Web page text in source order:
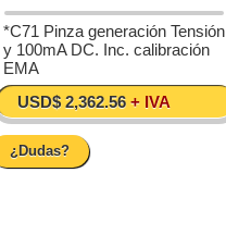
*C71 Pinza generación Tensión
y 100mA DC. Inc. calibración
EMA
USD$ 2,362.56 + IVA
¿Dudas?